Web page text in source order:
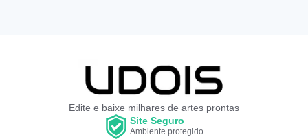
Edite e baixe milhares de artes prontas
Site Seguro
Ambiente protegido.